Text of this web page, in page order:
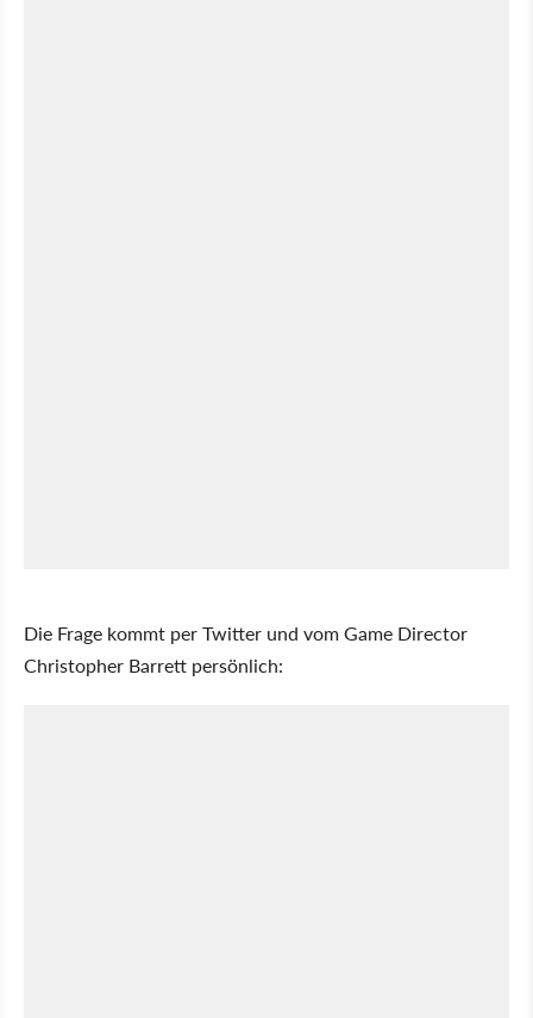
Die Frage kommt per Twitter und vom Game Director
Christopher Barrett persönlich: